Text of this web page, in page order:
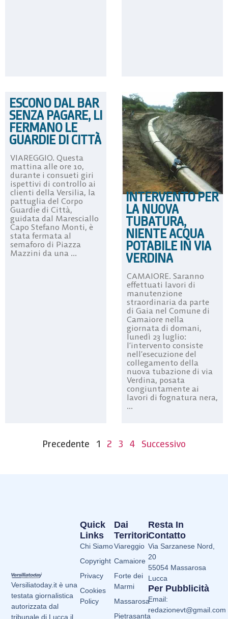
ESCONO DAL BAR
SENZA PAGARE, LI
FERMANO LE
GUARDIE DI CITTÀ
VIAREGGIO. Questa
mattina alle ore 10,
durante i consueti giri
ispettivi di controllo ai
clienti della Versilia, la
pattuglia del Corpo
Guardie di Città,
guidata dal Maresciallo
Capo Stefano Monti, è
stata fermata al
semaforo di Piazza
Mazzini da una ...
INTERVENTO PER
LA NUOVA
TUBATURA,
NIENTE ACQUA
POTABILE IN VIA
VERDINA
CAMAIORE. Saranno
effettuati lavori di
manutenzione
straordinaria da parte
di Gaia nel Comune di
Camaiore nella
giornata di domani,
lunedì 23 luglio:
l’intervento consiste
nell’esecuzione del
collegamento della
nuova tubazione di via
Verdina, posata
congiuntamente ai
lavori di fognatura nera,
...
Precedente 1 2 3 4 Successivo
Versiliatoday.it è una
testata giornalistica
autorizzata dal
tribunale di Lucca il
Dai
Territori
Viareggio
Camaiore
Forte dei
Marmi
Massarosa
Pietrasanta
Quick
Links
Chi Siamo
Copyright
Privacy
Cookies
Policy
Resta In
Contatto
Via Sarzanese Nord,
20
55054 Massarosa
Lucca
Per Pubblicità
Email:
redazionevt@gmail.com